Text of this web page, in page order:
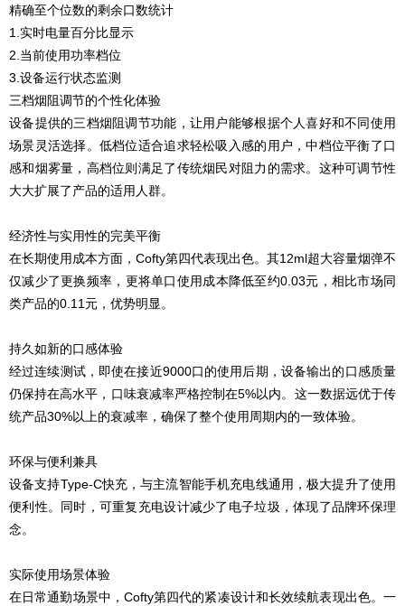
精确至个位数的剩余口数统计
1.实时电量百分比显示
2.当前使用功率档位
3.设备运行状态监测
三档烟阻调节的个性化体验
设备提供的三档烟阻调节功能，让用户能够根据个人喜好和不同使用
场景灵活选择。低档位适合追求轻松吸入感的用户，中档位平衡了口
感和烟雾量，高档位则满足了传统烟民对阻力的需求。这种可调节性
大大扩展了产品的适用人群。
经济性与实用性的完美平衡
在长期使用成本方面，Cofty第四代表现出色。其12ml超大容量烟弹不
仅减少了更换频率，更将单口使用成本降低至约0.03元，相比市场同
类产品的0.11元，优势明显。
持久如新的口感体验
经过连续测试，即使在接近9000口的使用后期，设备输出的口感质量
仍保持在高水平，口味衰减率严格控制在5%以内。这一数据远优于传
统产品30%以上的衰减率，确保了整个使用周期内的一致体验。
环保与便利兼具
设备支持Type-C快充，与主流智能手机充电线通用，极大提升了使用
便利性。同时，可重复充电设计减少了电子垃圾，体现了品牌环保理
念。
实际使用场景体验
在日常通勤场景中，Cofty第四代的紧凑设计和长效续航表现出色。一